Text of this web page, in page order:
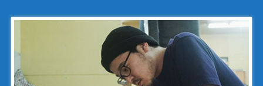
ゴヤール
ジェニュイン・レザー